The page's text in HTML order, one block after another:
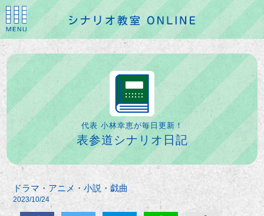
代表 小林幸恵が毎日更新！
表参道シナリオ日記
ドラマ・アニメ・小説・戯曲
2023/10/24